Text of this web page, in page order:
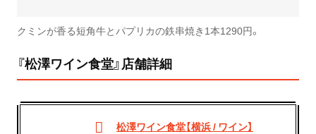
クミンが香る短角牛とパプリカの鉄串焼き1本1290円。
『松澤ワイン食堂』店舗詳細
松澤ワイン食堂【横浜 / ワイン】